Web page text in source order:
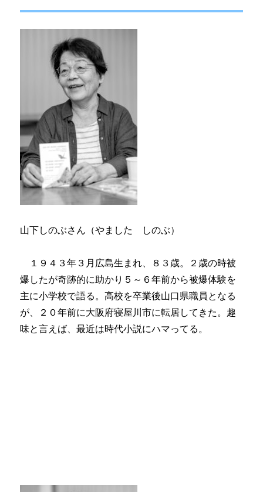
山下しのぶさん（やました しのぶ）
１９４３年３月広島生まれ、８３歳。２歳の時被
爆したが奇跡的に助かり５～６年前から被爆体験を
主に小学校で語る。高校を卒業後山口県職員となる
が、２０年前に大阪府寝屋川市に転居してきた。趣
味と言えば、最近は時代小説にハマってる。